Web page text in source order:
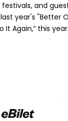
festivals, and
year's "Better
It Again,” this year.